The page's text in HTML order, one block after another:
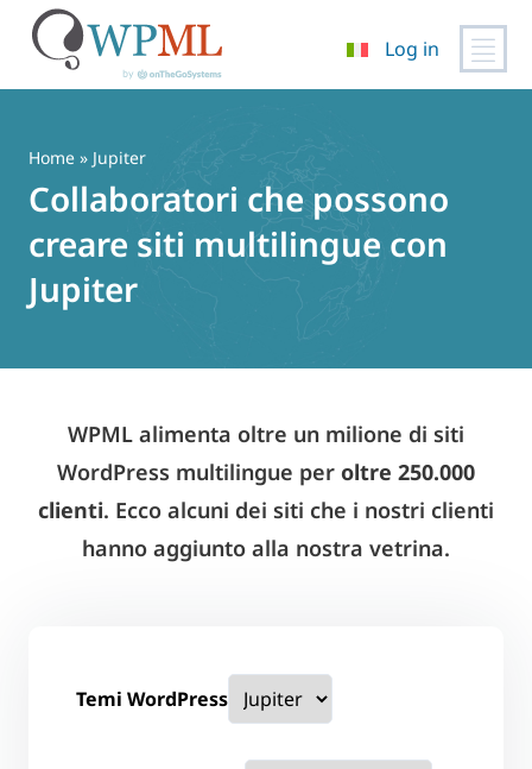
contenuto
Log in
Home » Jupiter
Collaboratori che possono
creare siti multilingue con
Jupiter
WPML alimenta oltre un milione di siti
WordPress multilingue per oltre 250.000
clienti. Ecco alcuni dei siti che i nostri clienti
hanno aggiunto alla nostra vetrina.
Temi WordPress